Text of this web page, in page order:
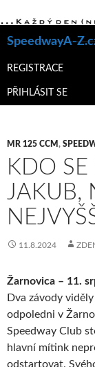
SpeedwayA-
K
WEBU
REGISTRACE
PŘIHLÁSIT SE
MR 125 CCM ,
KDO SE
JAKUB,
11.8.2024
Žarnovica – 11.
Dva závody
odpoledni v
Speedway Club
hlavní mítink
odstartovat.